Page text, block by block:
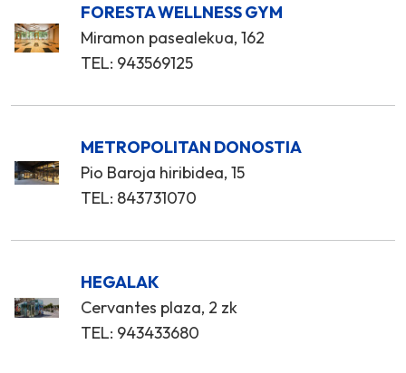
FORESTA WELLNESS GYM
Miramon pasealekua, 162
TEL: 943569125
METROPOLITAN DONOSTIA
Pio Baroja hiribidea, 15
TEL: 843731070
HEGALAK
Cervantes plaza, 2 zk
TEL: 943433680